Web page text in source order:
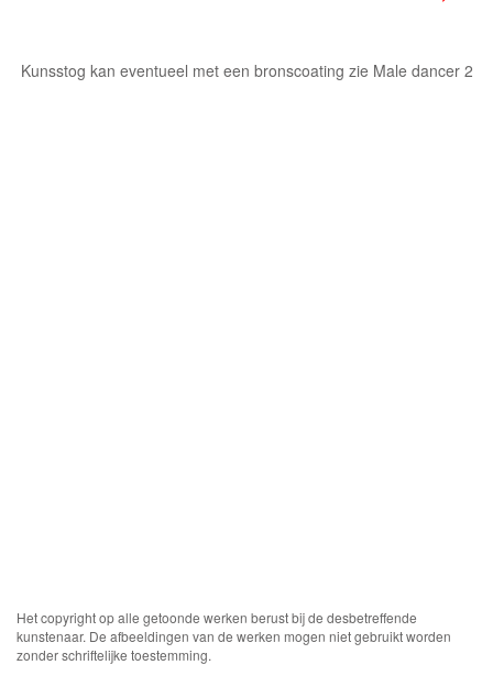
Kunsstog kan eventueel met een bronscoating zie Male dancer 2
Het copyright op alle getoonde werken berust bij de desbetreffende
kunstenaar. De afbeeldingen van de werken mogen niet gebruikt worden
zonder schriftelijke toestemming.